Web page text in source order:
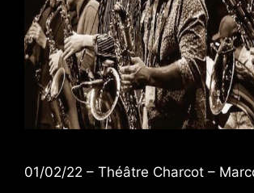
01/02/22 – Théâtre Charcot –